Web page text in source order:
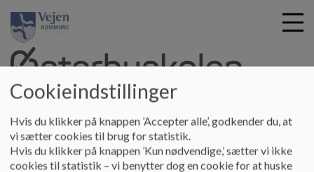
Østerbyskolen
Om skolen Forældretilfredshedsundersøgelse 2023
Cookieindstillinger
Hvis du klikker på knappen ’Accepter alle’, godkender du, at
vi sætter cookies til brug for statistik.
Hvis du klikker på knappen ’Kun nødvendige,’ sætter vi ikke
cookies til statistik – vi benytter dog en cookie for at huske